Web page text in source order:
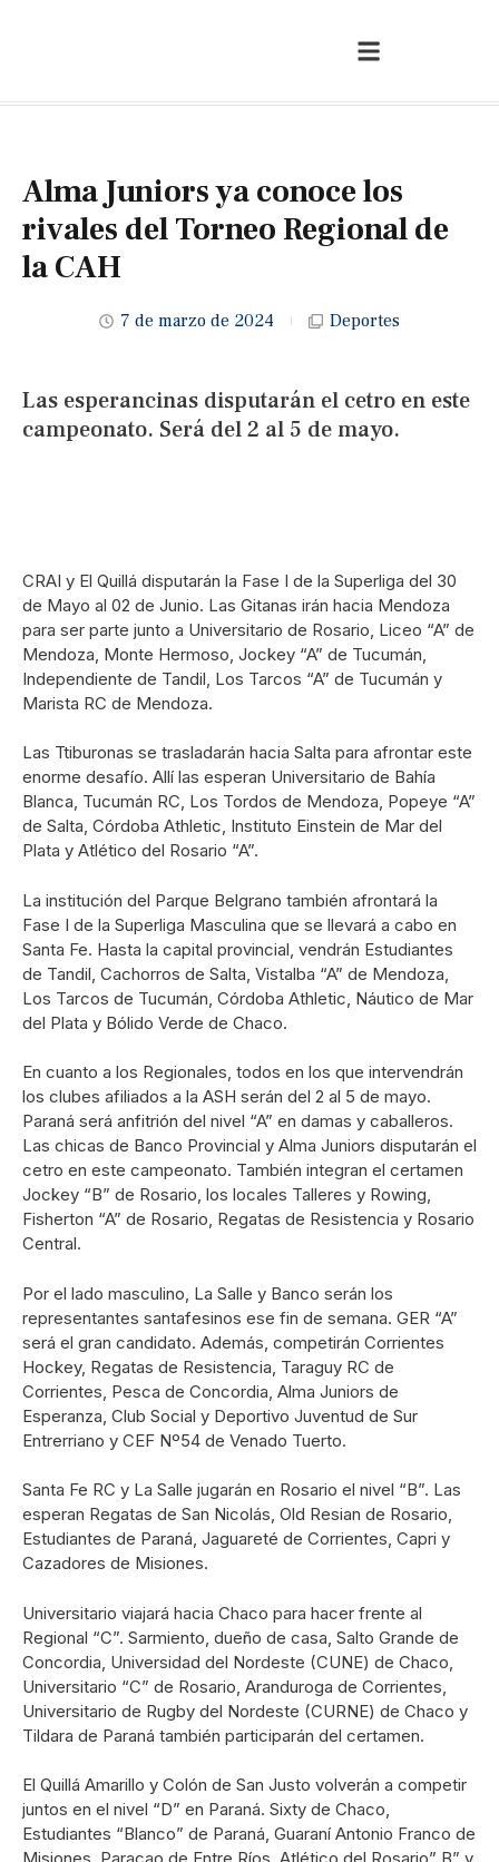
Alma Juniors ya conoce los
rivales del Torneo Regional de
la CAH
7 de marzo de 2024 Deportes
Las esperancinas disputarán el cetro en este
campeonato. Será del 2 al 5 de mayo.
CRAI y El Quillá disputarán la Fase I de la Superliga del 30
de Mayo al 02 de Junio. Las Gitanas irán hacia Mendoza
para ser parte junto a Universitario de Rosario, Liceo “A” de
Mendoza, Monte Hermoso, Jockey “A” de Tucumán,
Independiente de Tandil, Los Tarcos “A” de Tucumán y
Marista RC de Mendoza.
Las Ttiburonas se trasladarán hacia Salta para afrontar este
enorme desafío. Allí las esperan Universitario de Bahía
Blanca, Tucumán RC, Los Tordos de Mendoza, Popeye “A”
de Salta, Córdoba Athletic, Instituto Einstein de Mar del
Plata y Atlético del Rosario “A”.
La institución del Parque Belgrano también afrontará la
Fase I de la Superliga Masculina que se llevará a cabo en
Santa Fe. Hasta la capital provincial, vendrán Estudiantes
de Tandil, Cachorros de Salta, Vistalba “A” de Mendoza,
Los Tarcos de Tucumán, Córdoba Athletic, Náutico de Mar
del Plata y Bólido Verde de Chaco.
En cuanto a los Regionales, todos en los que intervendrán
los clubes afiliados a la ASH serán del 2 al 5 de mayo.
Paraná será anfitrión del nivel “A” en damas y caballeros.
Las chicas de Banco Provincial y Alma Juniors disputarán el
cetro en este campeonato. También integran el certamen
Jockey “B” de Rosario, los locales Talleres y Rowing,
Fisherton “A” de Rosario, Regatas de Resistencia y Rosario
Central.
Por el lado masculino, La Salle y Banco serán los
representantes santafesinos ese fin de semana. GER “A”
será el gran candidato. Además, competirán Corrientes
Hockey, Regatas de Resistencia, Taraguy RC de
Corrientes, Pesca de Concordia, Alma Juniors de
Esperanza, Club Social y Deportivo Juventud de Sur
Entrerriano y CEF Nº54 de Venado Tuerto.
Santa Fe RC y La Salle jugarán en Rosario el nivel “B”. Las
esperan Regatas de San Nicolás, Old Resian de Rosario,
Estudiantes de Paraná, Jaguareté de Corrientes, Capri y
Cazadores de Misiones.
Universitario viajará hacia Chaco para hacer frente al
Regional “C”. Sarmiento, dueño de casa, Salto Grande de
Concordia, Universidad del Nordeste (CUNE) de Chaco,
Universitario “C” de Rosario, Aranduroga de Corrientes,
Universitario de Rugby del Nordeste (CURNE) de Chaco y
Tildara de Paraná también participarán del certamen.
El Quillá Amarillo y Colón de San Justo volverán a competir
juntos en el nivel “D” en Paraná. Sixty de Chaco,
Estudiantes “Blanco” de Paraná, Guaraní Antonio Franco de